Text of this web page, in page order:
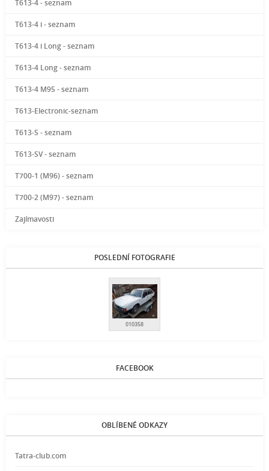
T613-4 - seznam
T613-4 i - seznam
T613-4 i Long - seznam
T613-4 Long - seznam
T613-4 M95 - seznam
T613-Electronic-seznam
T613-S - seznam
T613-SV - seznam
T700-1 (M96) - seznam
T700-2 (M97) - seznam
Zajímavosti
POSLEDNÍ FOTOGRAFIE
010358
FACEBOOK
OBLÍBENÉ ODKAZY
Tatra-club.com